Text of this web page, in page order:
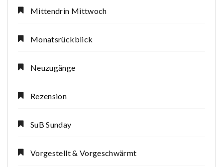
Mittendrin Mittwoch
Monatsrückblick
Neuzugänge
Rezension
SuB Sunday
Vorgestellt & Vorgeschwärmt